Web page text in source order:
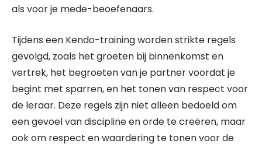
als voor je mede-beoefenaars.
Tijdens een Kendo-training worden strikte regels
gevolgd, zoals het groeten bij binnenkomst en
vertrek, het begroeten van je partner voordat je
begint met sparren, en het tonen van respect voor
de leraar. Deze regels zijn niet alleen bedoeld om
een gevoel van discipline en orde te creëren, maar
ook om respect en waardering te tonen voor de